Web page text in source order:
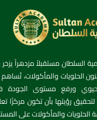
السلطان مستقبلاً مزدهراً
الحلويات والمأكولات،
ورفع مستوى الجودة
لتحقيق رؤيتها بأن تكون مركزًا
الحلويات والمأكولات على